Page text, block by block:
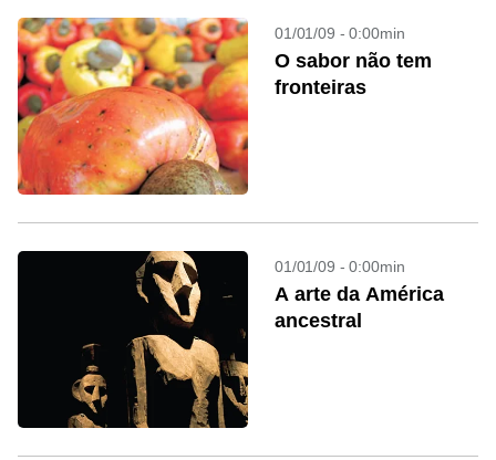
01/01/09 - 0:00min
O sabor não tem
fronteiras
01/01/09 - 0:00min
A arte da América
ancestral